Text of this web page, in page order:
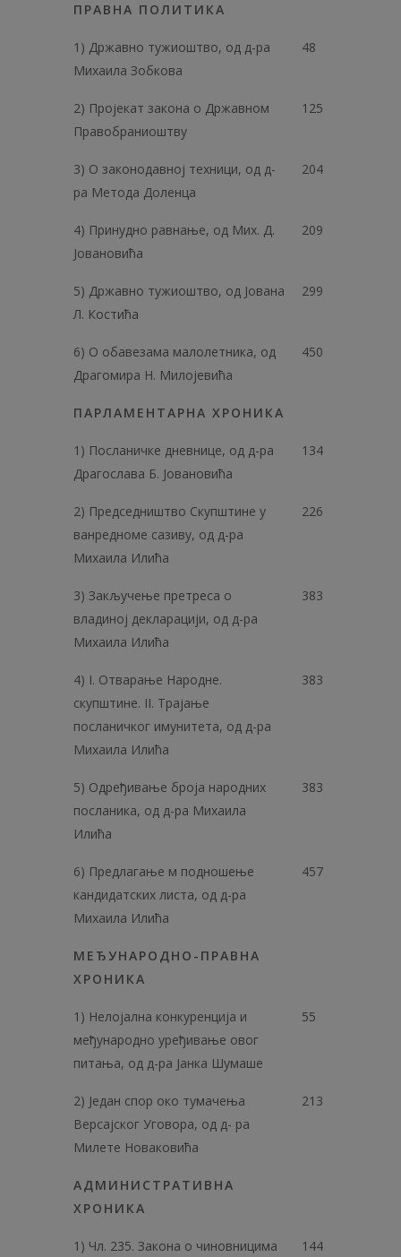
ПРАВНА ПОЛИТИКА
1) Државно тужиоштво, од д-ра
Михаила Зобкова
48
2) Пројекат закона о Државном
Правобраниоштву
125
3) О законодавној техници, од д-
ра Метода Доленца
204
4) Принудно равнање, од Мих. Д.
Јовановића
209
5) Државно тужиоштво, од Јована
Л. Костића
299
6) О обавезама малолетника, од
Драгомира Н. Милојевића
450
ПАРЛАМЕНТАРНА ХРОНИКА
1) Посланичке дневнице, од д-ра
Драгослава Б. Јовановића
134
2) Председништво Скупштине у
ванредноме сазиву, од д-ра
Михаила Илића
226
3) Закључење претреса о
владиној декларацији, од д-ра
Михаила Илића
383
4) I. Отварање Народне.
скупштине. II. Трајање
посланичког имунитета, од д-ра
Михаила Илића
383
5) Одређивање броја народних
посланика, од д-ра Михаила
Илића
383
6) Предлагање м подношење
кандидатских листа, од д-ра
Михаила Илића
457
МЕЂУНАРОДНО-ПРАВНА
ХРОНИКА
1) Нелојална конкуренција и
међународно уређивање овог
питања, од д-ра Јанка Шумаше
55
2) Један спор око тумачења
Версајског Уговора, од д- ра
Милете Новаковића
213
АДМИНИСТРАТИВНА
ХРОНИКА
1) Чл. 235. Закона о чиновницима
144